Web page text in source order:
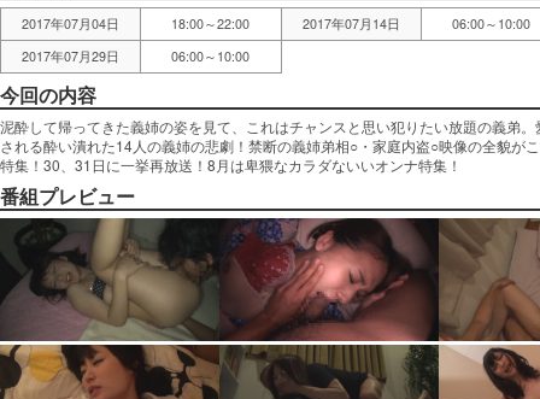
2017年07月04日 18:00～22:00 2017年07月14日
06:00～10:00
2017年07月29日
06:00～10:00
今回の内容
泥酔して帰ってきた義姉の姿を見て、これはチャンスと思い犯りたい放題の義弟
される酔い潰れた14人の義姉の悲劇！禁断の義姉弟相○・家庭内盗○映像の全貌が
特集！30、31日に一挙再放送！8月は卑猥なカラダないいオンナ特集！
番組プレビュー